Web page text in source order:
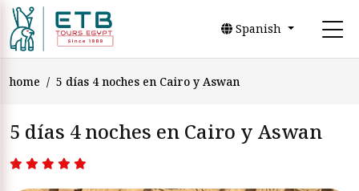
Spanish
home 5 días 4 noches en Cairo y Aswan
5 días 4 noches en Cairo y Aswan